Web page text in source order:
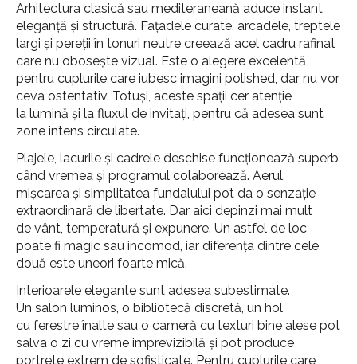
Arhitectura clasică sau mediteraneană aduce instant
eleganță și structură. Fațadele curate, arcadele, treptele
largi și pereții în tonuri neutre creează acel cadru rafinat
care nu obosește vizual. Este o alegere excelentă
pentru cuplurile care iubesc imagini polished, dar nu vor
ceva ostentativ. Totuși, aceste spații cer atenție
la lumină și la fluxul de invitați, pentru că adesea sunt
zone intens circulate.
Plajele, lacurile și cadrele deschise funcționează superb
când vremea și programul colaborează. Aerul,
mișcarea și simplitatea fundalului pot da o senzație
extraordinară de libertate. Dar aici depinzi mai mult
de vânt, temperatură și expunere. Un astfel de loc
poate fi magic sau incomod, iar diferența dintre cele
două este uneori foarte mică.
Interioarele elegante sunt adesea subestimate.
Un salon luminos, o bibliotecă discretă, un hol
cu ferestre înalte sau o cameră cu texturi bine alese pot
salva o zi cu vreme imprevizibilă și pot produce
portrete extrem de sofisticate. Pentru cuplurile care